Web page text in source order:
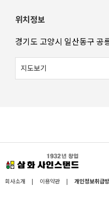
위치정보
경기도 고양시 일산동구 공
지도보기
회사소개 | 이용약관 | 개인정보취급